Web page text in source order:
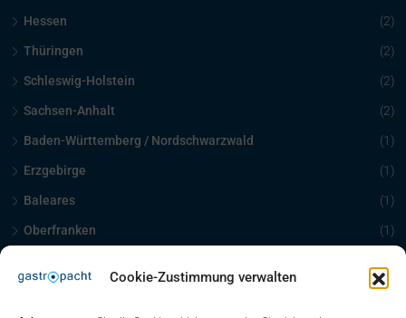
Cookie-Zustimmung verwalten
Hessen (2)
Thüringen (2)
Schleswig-Holstein (2)
Sachsen-Anhalt (2)
Baden-Württemberg / Nordschwarzwald (1)
Erzgebirge (1)
Baleares (1)
Oberfranken (1)